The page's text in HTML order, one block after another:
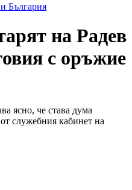
България
на Радев
с оръжие
ясно, че става дума
служебния кабинет на